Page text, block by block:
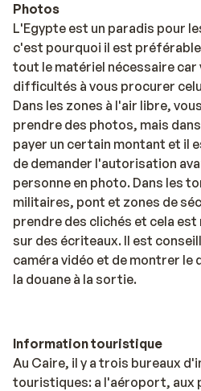
Photos
L'Egypte est un paradis pour
c'est pourquoi il est
tout le matériel nécessaire
difficultés à vous procurer
Dans les zones à l'air libre,
prendre des photos, mais
payer un certain montant et il
de demander l'autorisation
personne en photo. Dans les
militaires, pont et zones de
prendre des clichés et cela
sur des écriteaux. Il est
caméra vidéo et de montrer le
la douane à la sortie.
Information touristique
Au Caire, il y a trois bureaux
touristiques: a l'aéroport, aux